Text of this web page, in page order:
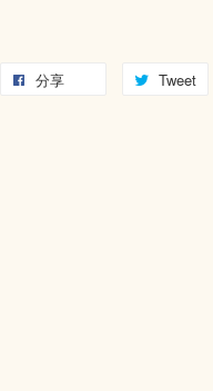
分享 Tweet